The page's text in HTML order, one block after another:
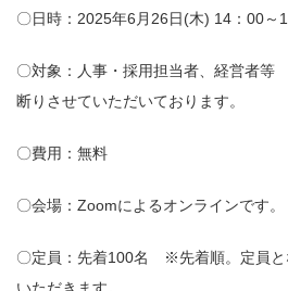
〇日時：2025年6月26日(木) 14：00～
〇対象： 人事・採用担当者、経営者等
断りさせていただいております。
〇費用：無料
〇会場：Zoomによるオンラインです。
〇定員：先着100名 ※先着順。定員と